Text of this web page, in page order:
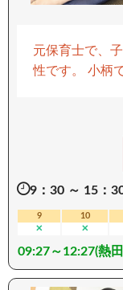
元保育士で、
性です。 小柄ですらりとした体つきに、整った綺
美しいボディラ
ーーーーーーー
9：30 ～ 15：
9
✕
10
✕
09:27～12:27(熱